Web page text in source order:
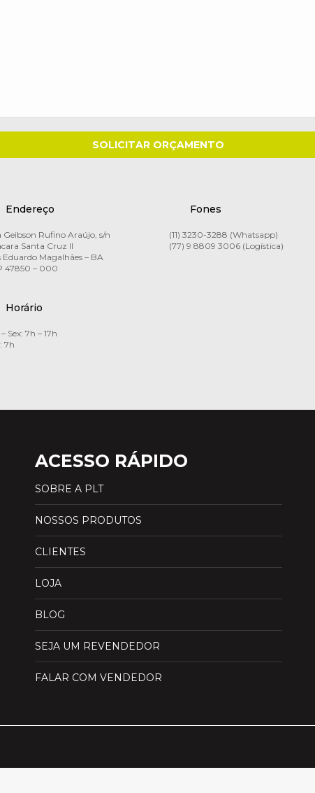
Endereço
Geibson Rufino Araújo, s/n
Santa Cruz II
Eduardo Magalhães – BA
47850 – 000
Horário
Sex: 7h – 17h
7h
Fones
(11) 3230-3288 (Whatsapp)
(77) 9 8809 3006 (Logística)
ACESSO RÁPIDO
SOBRE A PLT
NOSSOS PRODUTOS
CLIENTES
LOJA
BLOG
SEJA UM REVENDEDOR
FALAR COM VENDEDOR